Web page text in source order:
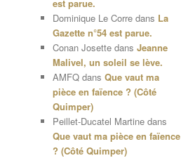
est parue.
Dominique Le Corre dans La
Gazette n°54 est parue.
Conan Josette dans Jeanne
Malivel, un soleil se lève.
AMFQ dans Que vaut ma
pièce en faïence ? (Côté
Quimper)
Peillet-Ducatel Martine dans
Que vaut ma pièce en faïence
? (Côté Quimper)